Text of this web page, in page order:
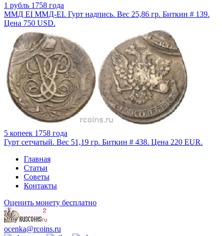
1 рубль 1758 года
ММД ЕI ММД-ЕI. Гурт надпись. Вес 25,86 гр. Биткин # 139.
Цена 750 USD.
5 копеек 1758 года
Гурт сетчатый. Вес 51,19 гр. Биткин # 438. Цена 220 EUR.
Главная
Статьи
Советы
Контакты
Оценить монету бесплатно
ocenka@rcoins.ru